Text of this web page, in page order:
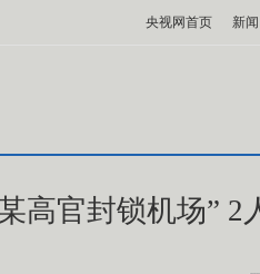
央视网首页 新闻
高官封锁机场” 2